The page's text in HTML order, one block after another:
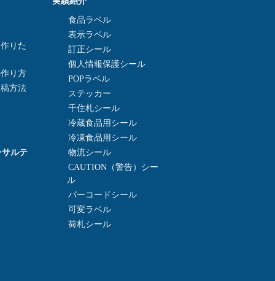
りた
り方
方法
ルテ
食品ラベル
表示ラベル
訂正シール
個人情報保護シール
POPラベル
ステッカー
千住札シール
冷蔵食品用シール
冷凍食品用シール
物流シール
CAUTION（警告）シー
ル
バーコードシール
可変ラベル
荷札シール